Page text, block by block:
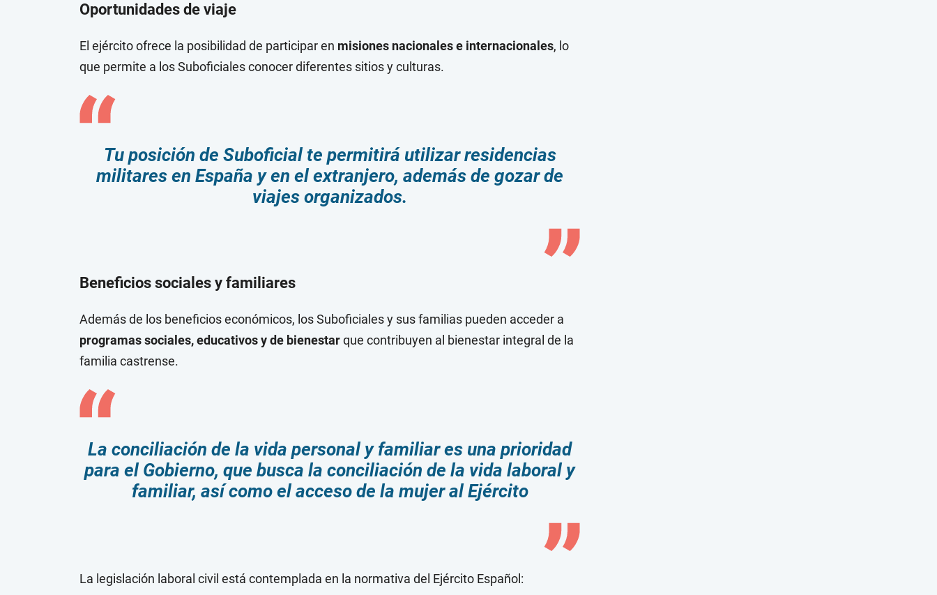
Oportunidades de viaje
El ejército ofrece la posibilidad de participar en misiones nacionales e internacionales, lo
que permite a los Suboficiales conocer diferentes sitios y culturas.
Tu posición de Suboficial te permitirá utilizar residencias
militares en España y en el extranjero, además de gozar de
viajes organizados.
Beneficios sociales y familiares
Además de los beneficios económicos, los Suboficiales y sus familias pueden acceder a
programas sociales, educativos y de bienestarque contribuyen al bienestar integral de la
familia castrense.
La conciliación de la vida personal y familiar es una prioridad
para el Gobierno, que busca la conciliación de la vida laboral y
familiar, así como el acceso de la mujer al Ejército
La legislación laboral civil está contemplada en la normativa del Ejército Español: